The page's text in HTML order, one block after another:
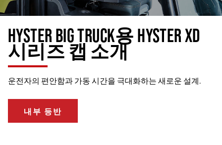
HYSTER BIG TRUCK용 HYSTER XD
시리즈 캡 소개
운전자의 편안함과 가동 시간을 극대화하는 새로운 설계.
내부 등반